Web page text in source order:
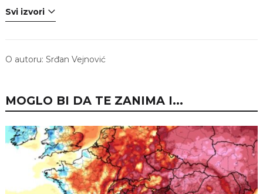
Svi izvori
O autoru: Srđan Vejnović
MOGLO BI DA TE ZANIMA I...